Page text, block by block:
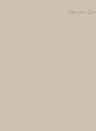
Ver no